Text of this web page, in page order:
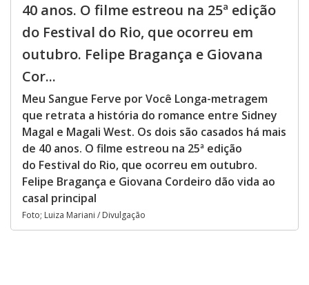
40 anos. O filme estreou na 25ª edição
do Festival do Rio, que ocorreu em
outubro. Felipe Bragança e Giovana
Cor...
Meu Sangue Ferve por Você Longa-metragem
que retrata a história do romance entre Sidney
Magal e Magali West. Os dois são casados há mais
de 40 anos. O filme estreou na 25ª edição
do Festival do Rio, que ocorreu em outubro.
Felipe Bragança e Giovana Cordeiro dão vida ao
casal principal
Foto; Luiza Mariani / Divulgação